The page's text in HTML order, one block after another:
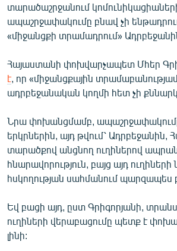
տարածաշրջանում
ապաշրջափակումը բնավ չի
«միջանցքի տրամադրում»
Հայաստանի փոխվարչապետ Մհեր
է, որ «միջանցքային
ադրբեջանական կողմի հետ չի
Նրա փոխանցմամբ,
երկրներին, այդ թվում՝ Ադրբեջանին,
տարածքով անցնող ուղիներով
հնարավորություն, բայց այդ
հսկողության սահմանում պարզապես
Եվ բացի այդ, ըստ Գրիգորյանի,
ուղիների վերաբացումը պետք է
լինի: